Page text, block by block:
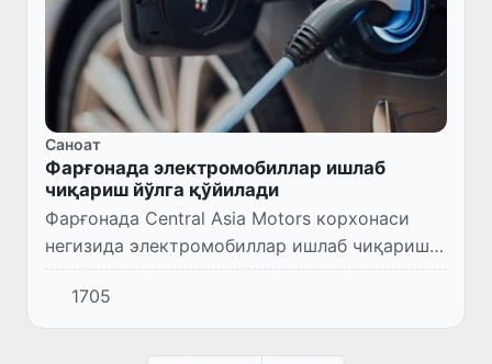
Саноат
Фарғонада электромобиллар ишлаб
чиқариш йўлга қўйилади
Фарғонада Central Asia Motors корхонаси
негизида электромобиллар ишлаб чиқариш
йўлга қўйилади.
1705